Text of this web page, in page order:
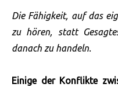
Die Fähigkeit, auf das
zu hören, statt
danach zu handeln.
Einige der Konflikte